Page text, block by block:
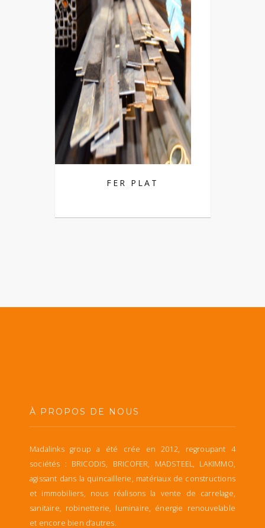
FER PLAT
À PROPOS DE NOUS
Madalinks group a été crée en 2012, regroupant 4
sociétés : BRICODIS, BRICOFER, MADSTEEL, LAKIMMO,
agissant dans la quincaillerie, matériaux de constructions
et immobiliers, nous réalisons la vente de carrelage,
sanitaire, robinetterie, luminaire, énergie renouvelable
et encore bien d’autres.